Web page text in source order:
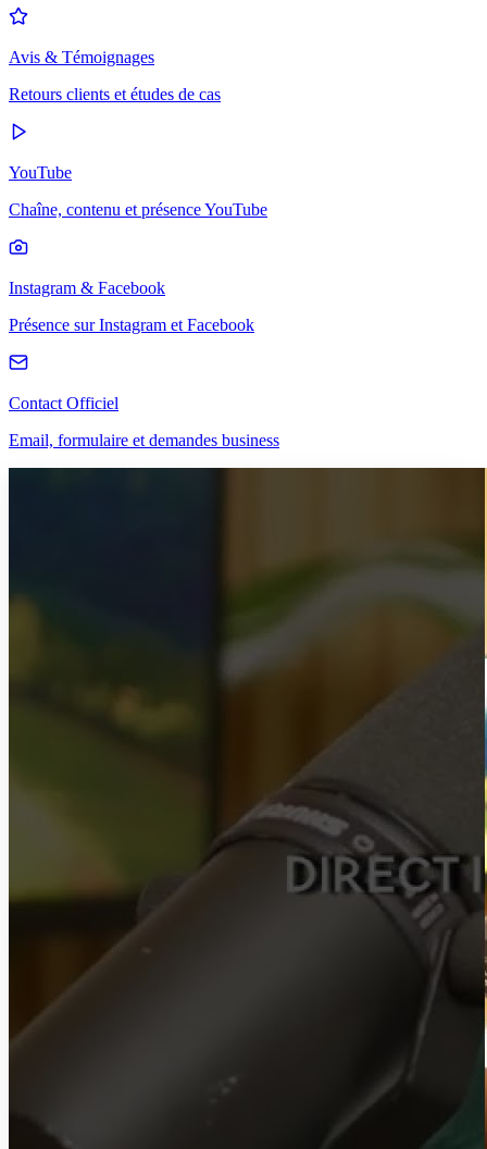
Avis & Témoignages
Retours clients et études de cas
YouTube
Chaîne, contenu et présence YouTube
Instagram & Facebook
Présence sur Instagram et Facebook
Contact Officiel
Email, formulaire et demandes business